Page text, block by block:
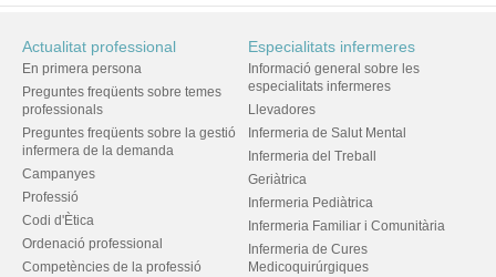
Actualitat professional
En primera persona
Preguntes freqüents sobre temes
professionals
Preguntes freqüents sobre la gestió
infermera de la demanda
Campanyes
Professió
Codi d'Ètica
Ordenació professional
Competències de la professió
Especialitats infermeres
Informació general sobre les
especialitats infermeres
Llevadores
Infermeria de Salut Mental
Infermeria del Treball
Geriàtrica
Infermeria Pediàtrica
Infermeria Familiar i Comunitària
Infermeria de Cures
Medicoquirúrgiques